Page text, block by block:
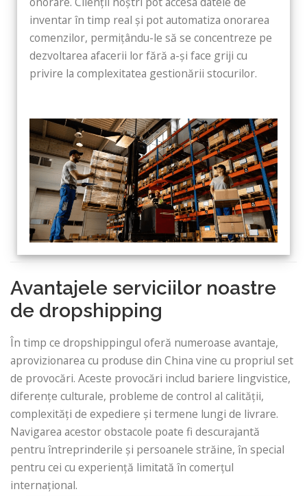
inventar în timp real și pot automatiza onorarea
comenzilor, permițându-le să se concentreze pe
dezvoltarea afacerii lor fără a-și face griji cu
privire la complexitatea gestionării stocurilor.
Avantajele serviciilor noastre
de dropshipping
În timp ce dropshippingul oferă numeroase avantaje,
aprovizionarea cu produse din China vine cu propriul set
de provocări. Aceste provocări includ bariere lingvistice,
diferențe culturale, probleme de control al calității,
complexități de expediere și termene lungi de livrare.
Navigarea acestor obstacole poate fi descurajantă
pentru întreprinderile și persoanele străine, în special
pentru cei cu experiență limitată în comerțul
internațional.